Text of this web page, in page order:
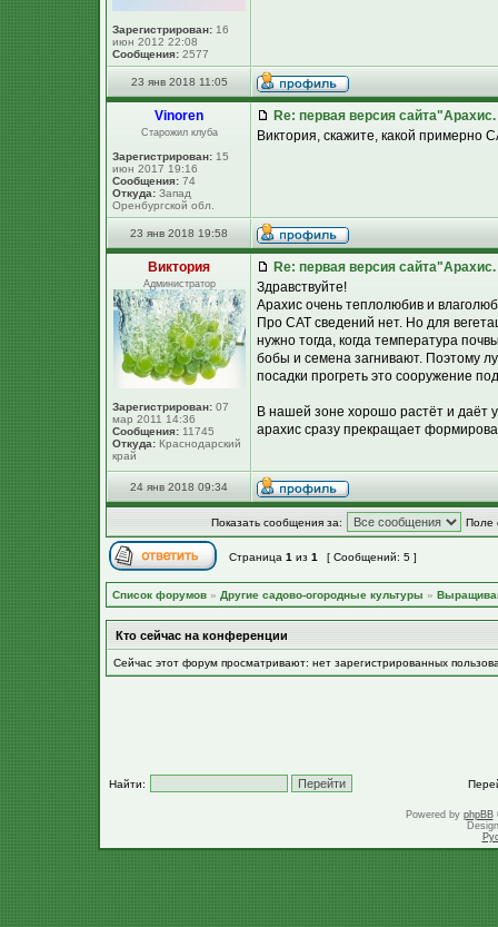
Зарегистрирован: 16
июн 2012 22:08
Сообщения: 2577
23 янв 2018 11:05
Vinoren
Старожил клуба
Зарегистрирован: 15
июн 2017 19:16
Сообщения: 74
Откуда: Запад
Оренбургской обл.
Re: первая версия
Виктория, скажите, какой примерно
23 янв 2018 19:58
Виктория
Администратор
Зарегистрирован: 07
мар 2011 14:36
Сообщения: 11745
Откуда: Краснодарский
край
Re: первая версия
Здравствуйте!
Арахис очень теплолюбив и
Про САТ сведений нет. Но для
нужно тогда, когда температура
бобы и семена загнивают. Поэтому
посадки прогреть это сооружение
В нашей зоне хорошо растёт и даёт
арахис сразу прекращает
24 янв 2018 09:34
Показать сообщения за: Поле
Страница 1 из 1 [ Сообщений: 5 ]
Список форумов » Другие садово-огородные культуры »
Кто сейчас на конференции
Сейчас этот форум просматривают: нет зарегистрированных
Найти:
Powered by phpBB